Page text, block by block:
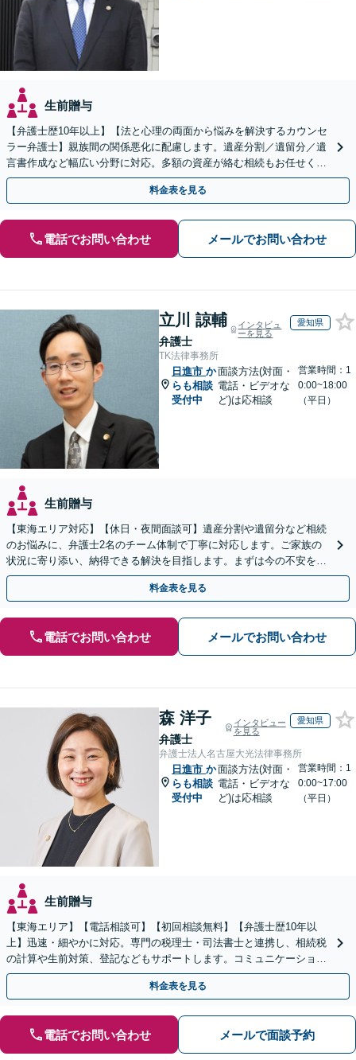
生前贈与
【弁護士歴10年以上】【法と心理の両面から悩みを解決するカウンセ
ラー弁護士】親族間の関係悪化に配慮します。遺産分割／遺留分／遺
言書作成など幅広い分野に対応。多額の資産が絡む相続もお任せくだ
さい。【夜間・休日の相談可能】【駐車場完備】
料金表を見る
電話でお問い合わせ メールでお問い合わせ
立川 諒輔
弁護士
インタビュ
ーを見る
愛知県
TK法律事務所
日進市 か
らも相談
受付中
面談方法(対面・
電話・ビデオな
ど)は応相談
営業時間：1
0:00~18:00
（平日）
生前贈与
【東海エリア対応】【休日・夜間面談可】遺産分割や遺留分など相続
のお悩みに、弁護士2名のチーム体制で丁寧に対応します。ご家族の
状況に寄り添い、納得できる解決を目指します。まずは今の不安をお
聞かせください【メール・WEB相談可】
料金表を見る
電話でお問い合わせ メールでお問い合わせ
森 洋子
弁護士
インタビュー
を見る
愛知県
弁護士法人名古屋大光法律事務所
日進市 か
らも相談
受付中
面談方法(対面・
電話・ビデオな
ど)は応相談
営業時間：1
0:00~17:00
（平日）
生前贈与
【東海エリア】【電話相談可】【初回相談無料】【弁護士歴10年以
上】迅速・細やかに対応。専門の税理士・司法書士と連携し、相続税
の計算や生前対策、登記などもサポートします。コミュニケーション
を大事にし、より納得できる解決を目指します。
料金表を見る
電話でお問い合わせ メールで面談予約